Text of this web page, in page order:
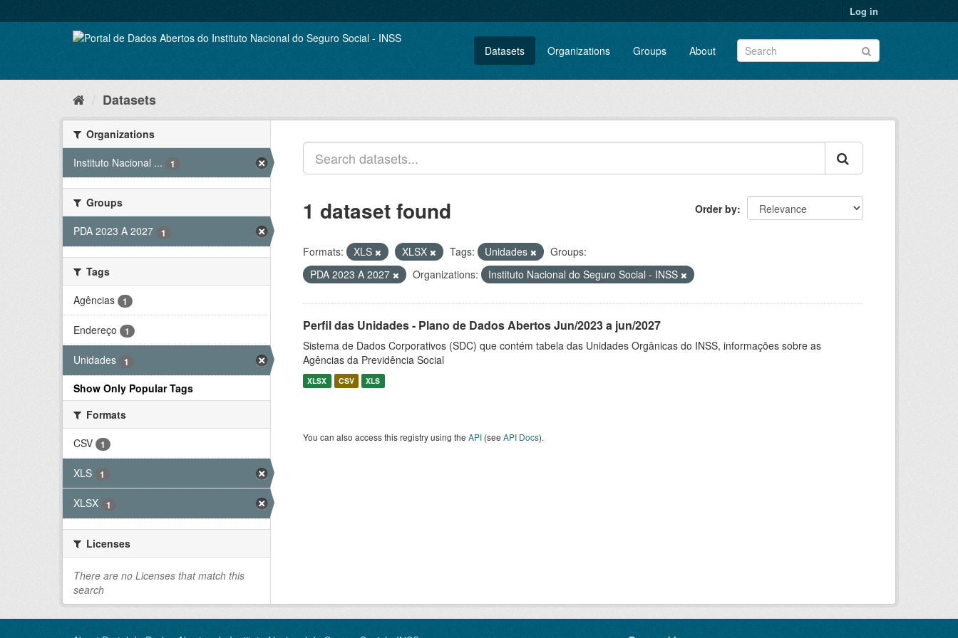
to
Log in
Datasets Organizations Groups About
Datasets
Organizations
Instituto Nacional ...
1
Groups
PDA 2023 A 2027
1
Tags
Agências
1
Endereço 1
Unidades 1
Show Only Popular Tags
Formats
CSV
1
XLS 1
XLSX 1
Licenses
There are no Licenses that match this
search
Order by
1 dataset found
Formats: XLS XLSX Tags: Unidades
Groups:
PDA 2023 A 2027
Organizations: Instituto Nacional do Seguro Social - INSS
Perfil das Unidades - Plano de Dados Abertos Jun/2023 a jun/2027
Sistema de Dados Corporativos (SDC) que contém tabela das Unidades Orgânicas do INSS, informações sobre as
Agências da Previdência Social
XLSX CSV XLS
You can also access this registry using the API (see API Docs).